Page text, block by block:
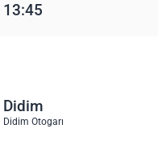
13:45
Didim
Didim Otogarı